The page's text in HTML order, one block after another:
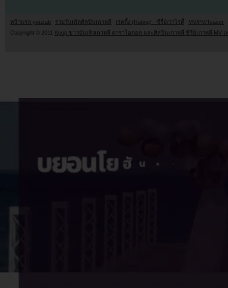
หน้าแรก youzab รวมวันเกิดศิลปินเกาหลี เรตติ้ง (Rating) : ซีรี่ย์/วาไรตี้
MV/PV/Teaser
Copyright © 2011
Kpop ข่าวบันเทิงเกาหลี ดาราไอดอล และศิลปินเกาหลี ซีรี่ย์เกาหลี MV